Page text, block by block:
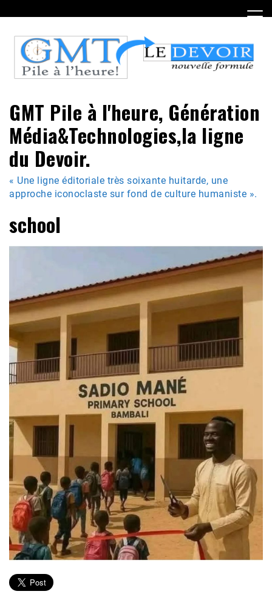
to
content
GMT Pile à l'heure, Génération
Média&Technologies,la ligne
du Devoir.
« Une ligne éditoriale très soixante huitarde, une
approche iconoclaste sur fond de culture humaniste ».
school